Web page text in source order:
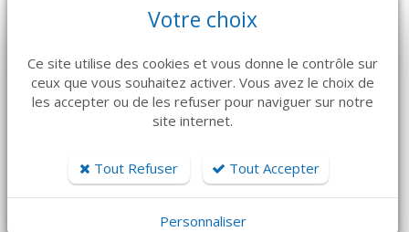
Dans la même famille de produits, découvrez également ces
produits plébiscités par nos clients
Votre choix
Ce site utilise des cookies et vous donne le contrôle sur
ceux que vous souhaitez activer. Vous avez le choix de
les accepter ou de les refuser pour naviguer sur notre
site internet.
Tout Refuser Tout Accepter
Personnaliser